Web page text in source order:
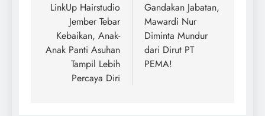
LinkUp Hairstudio
Jember Tebar
Kebaikan, Anak-
Anak Panti Asuhan
Tampil Lebih
Percaya Diri
Gandakan Jabatan,
Mawardi Nur
Diminta Mundur
dari Dirut PT
PEMA!